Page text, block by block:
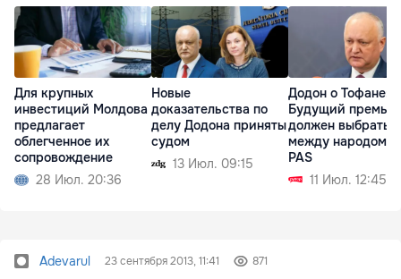
Для крупных
инвестиций Молдова
предлагает
облегченное их
сопровождение
28 Июл. 20:36
Новые
доказательства по
делу Додона приняты
судом
13 Июл. 09:15
Додон о Тофане:
Будущий
должен выбрать
между народом и
PAS
11 Июл. 12:45
Adevarul 23 сентября 2013, 11:41 871